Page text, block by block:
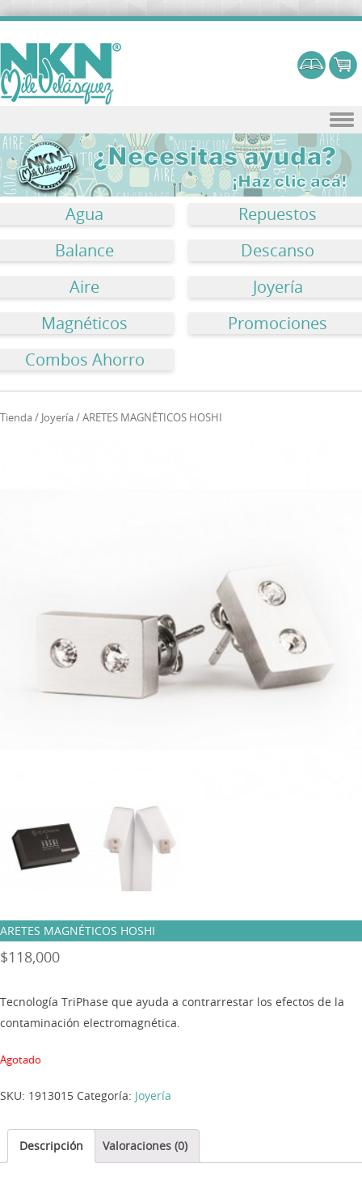
Skip to content
Agua
Repuestos
Balance
Descanso
Aire
Joyería
Magnéticos
Promociones
Combos Ahorro
Tienda/ Joyería/ ARETES MAGNÉTICOS HOSHI
ARETES MAGNÉTICOS HOSHI
$118,000
Tecnología TriPhase que ayuda a contrarrestar los efectos de la
contaminación electromagnética.
Agotado
SKU: 1913015 Categoría: Joyería
Descripción Valoraciones (0)